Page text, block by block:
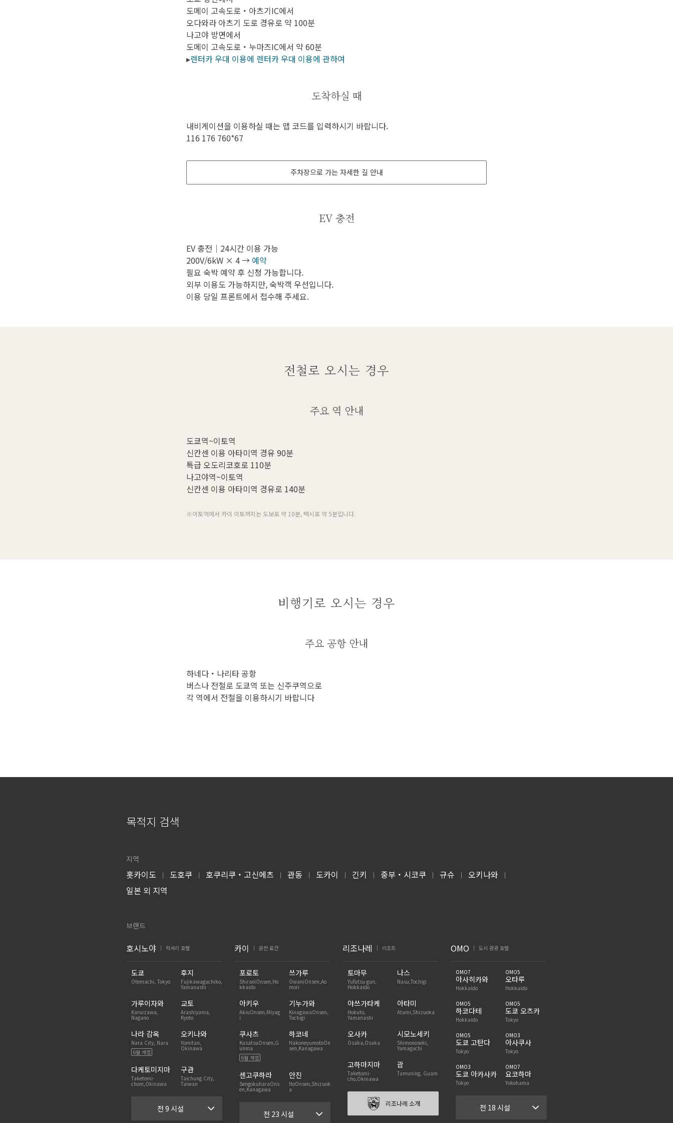
도메이 고속도로・아츠기IC에서
오다와라 아츠기 도로 경유로 약 100분
나고야 방면에서
도메이 고속도로・누마즈IC에서 약 60분
▸렌터카 우대 이용에 렌터카 우대 이용에 관하여
도착하실 때
내비게이션을 이용하실 때는 맵 코드를 입력하시기 바랍니다.
116 176 760*67
주차장으로 가는 자세한 길 안내
EV 충전
EV 충전｜24시간 이용 가능
200V/6kW × 4 → 예약
필요 숙박 예약 후 신청 가능합니다.
외부 이용도 가능하지만, 숙박객 우선입니다.
이용 당일 프론트에서 접수해 주세요.
전철로 오시는 경우
주요 역 안내
도쿄역~이토역
신칸센 이용 아타미역 경유 90분
특급 오도리코호로 110분
나고야역~이토역
신칸센 이용 아타미역 경유로 140분
※이토역에서 카이 이토까지는 도보로 약 10분, 택시로 약 5분입니다.
비행기로 오시는 경우
주요 공항 안내
하네다・나리타 공항
버스나 전철로 도쿄역 또는 신주쿠역으로
각 역에서 전철을 이용하시기 바랍니다
목적지 검색
지역
홋카이도 | 도호쿠 | 호쿠리쿠・고신에츠 | 관동 | 도카이 | 긴키 | 중부・시코쿠 | 규슈 | 오키나와 |
일본 외 지역
브랜드
호시노야 럭셔리 호텔
도쿄
Otemachi, Tokyo
후지
Fujikawaguchiko,
Yamanashi
가루이자와
Karuizawa,
Nagano
교토
Arashiyama,
Kyoto
나라 감옥
Nara City, Nara
6월 개업
오키나와
Yomitan,
Okinawa
다케토미지마
Taketomi-
chom,Okinawa
구관
Taichung City,
Taiwan
전 9 시설
카이 온천 료칸
포로토
ShiraoiOnsen,Ho
kkaido
쓰가루
OwaniOnsen,Ao
mori
아키우
AkiuOnsen,Miyag
i
기누가와
KinugawaOnsen,
Tochigi
쿠사츠
KusatsuOnsen,G
unma
6월 개업
하코네
HakoneyumotoOn
sen,Kanagawa
센고쿠하라
SengokuharaOns
en,Kanagawa
안진
ItoOnsen,Shizuok
a
전 23 시설
리조나레 리조트
토마무
Yufutsu-gun,
Hokkaido
나스
Nasu,Tochigi
야쓰가타케
Hokuto,
Yamanashi
아타미
Atami,Shizuoka
오사카
Osaka,Osaka
시모노세키
Shimonoseki,
Yamaguchi
고하마지마
Taketomi-
cho,Okinawa
괌
Tamuning, Guam
리조나레 소개
OMO 도시 관광 호텔
OMO7
아사히카와
Hokkaido
OMO5
오타루
Hokkaido
OMO5
하코다테
Hokkaido
OMO5
도쿄 오츠카
Tokyo
OMO5
도쿄 고탄다
Tokyo
OMO3
아사쿠사
Tokyo
OMO3
도쿄 아카사카
Tokyo
OMO7
요코하마
Yokohama
전 18 시설